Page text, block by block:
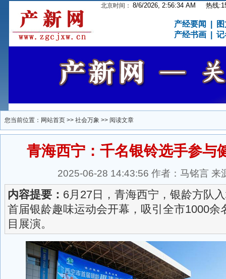
北京时间： 8/6/2026, 2:56:34 AM 热线
产经要闻
产经书画
记
您当前位置： 网站首页 >> 社会万象 >> 阅读文章
青海西宁：千名银铃选手参与
2025-06-28 14:43:56 作者：马铭言
内容提要： 6月27日，青海西宁，银龄方队
首届银龄趣味运动会开幕，吸引全市1000余
目展演。